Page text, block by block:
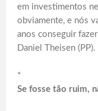
em investimentos
obviamente, e nós
anos conseguir
Daniel Theisen (PP).
*
Se fosse tão ruim,